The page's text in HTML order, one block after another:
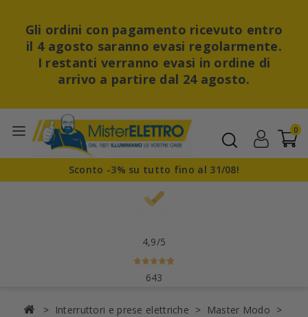
Gli ordini con pagamento ricevuto entro
il 4 agosto saranno evasi regolarmente.
I restanti verranno evasi in ordine di
arrivo a partire dal 24 agosto.
0
Sconto -3% su tutto fino al 31/08!
4,9/5
643
Interruttori e prese elettriche
Master Modo